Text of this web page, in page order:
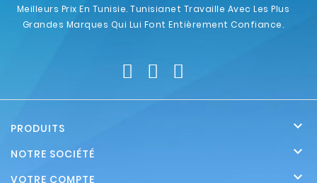
Meilleurs Prix En Tunisie. Tunisianet Travaille Avec Les Plus
Grandes Marques Qui Lui Font Entièrement Confiance.
PRODUITS 
NOTRE SOCIÉTÉ 
VOTRE COMPTE 